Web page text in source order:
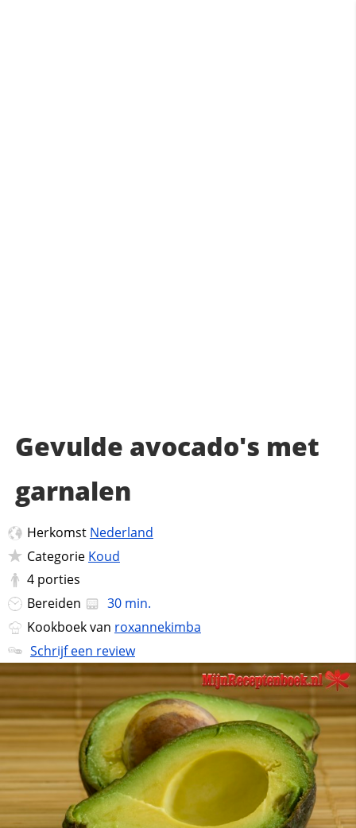
Gevulde avocado's met
garnalen
Herkomst Nederland
Categorie Koud
4 porties
Bereiden
30 min.
Kookboek van roxannekimba
Schrijf een review